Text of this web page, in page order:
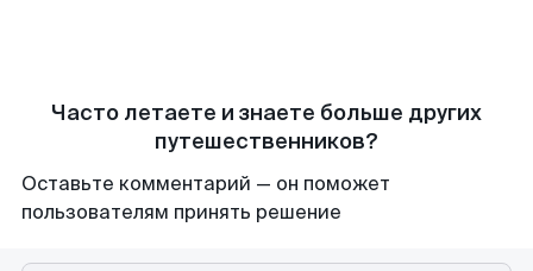
Часто летаете и знаете больше других
путешественников?
Оставьте комментарий — он поможет
пользователям принять решение